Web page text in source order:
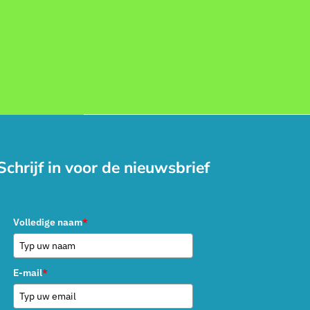
in voor de nieuwsbrief
Volledige naam*
E-mail*